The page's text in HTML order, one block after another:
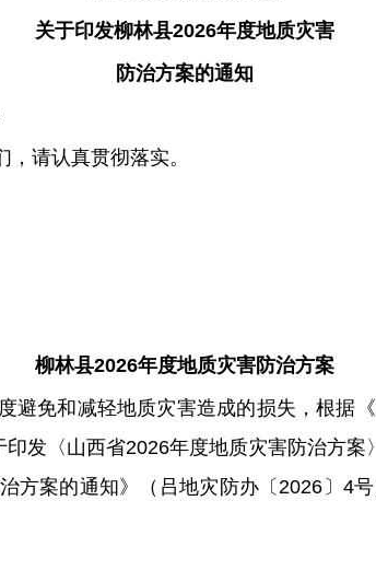
关于印发柳林县2026年度地质灾害
防治方案的通知
请认真贯彻落实。
柳林县2026年度地质灾害防治方案
避免和减轻地质灾害造成的损失，根据
印发 〈 山西省2026年度地质灾害防治方案 〉
方案的通知》（吕地灾防办 〔2026 〕 4号